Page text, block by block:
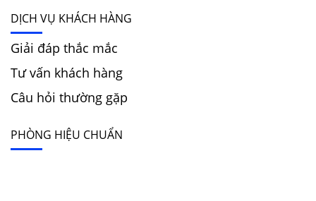
DỊCH VỤ KHÁCH HÀNG
Giải đáp thắc mắc
Tư vấn khách hàng
Câu hỏi thường gặp
PHÒNG HIỆU CHUẨN